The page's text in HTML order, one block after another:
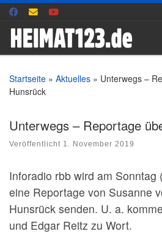
Zum Inhalt springen
Startseite » Aktuelles » Unterwegs –
Hunsrück
Unterwegs – Reportage
Veröffentlicht 1. November 2019
Inforadio rbb wird am Sonntag
eine Reportage von Susanne
Hunsrück senden. U. a.
und Edgar Reitz zu Wort.